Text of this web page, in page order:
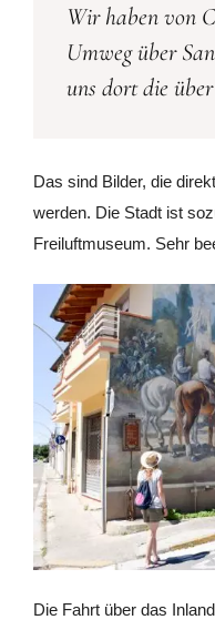
Wir haben von
Umweg über
uns dort die
Das sind Bilder, die
werden. Die Stadt ist
Freiluftmuseum. Sehr
Die Fahrt über das